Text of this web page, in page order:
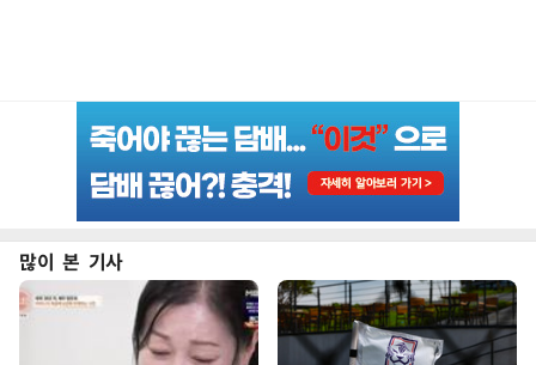
많이 본 기사